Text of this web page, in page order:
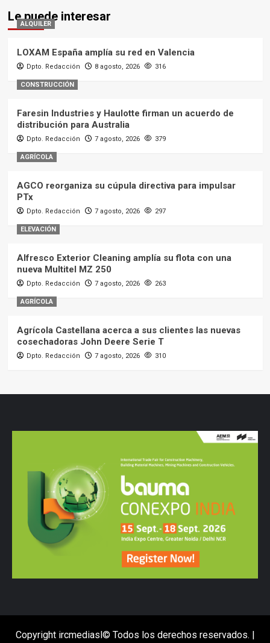
Le puede interesar
ALQUILER
LOXAM España amplía su red en Valencia
Dpto. Redacción 8 agosto, 2026 316
CONSTRUCCIÓN
Faresin Industries y Haulotte firman un acuerdo de
distribución para Australia
Dpto. Redacción 7 agosto, 2026 379
AGRÍCOLA
AGCO reorganiza su cúpula directiva para impulsar
PTx
Dpto. Redacción 7 agosto, 2026 297
ELEVACIÓN
Alfresco Exterior Cleaning amplía su flota con una
nueva Multitel MZ 250
Dpto. Redacción 7 agosto, 2026 263
AGRÍCOLA
Agrícola Castellana acerca a sus clientes las nuevas
cosechadoras John Deere Serie T
Dpto. Redacción 7 agosto, 2026 310
Copyright ircmediasl© Todos los derechos reservados. |